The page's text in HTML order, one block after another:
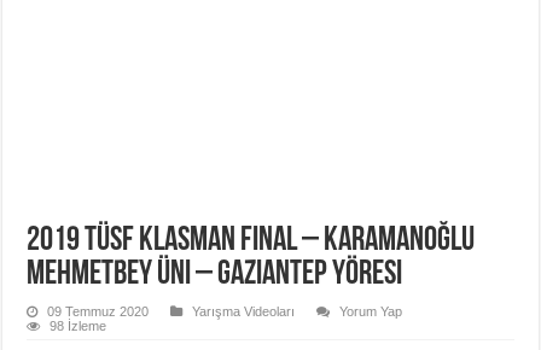
2019 TÜSF Klasman Final – Karamanoğlu
Mehmetbey Üni – Gaziantep Yöresi
09 Temmuz 2020 Yarışma Videoları
Yorum Yap
98 İzleme